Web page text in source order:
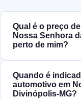
Qual é o preço
Nossa Senhora
perto de mim?
Quando é
automotivo em
Divinópolis‑MG?